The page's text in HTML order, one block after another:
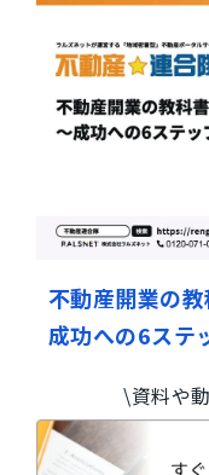
不動産開業の
成功への6ステ
\資料や